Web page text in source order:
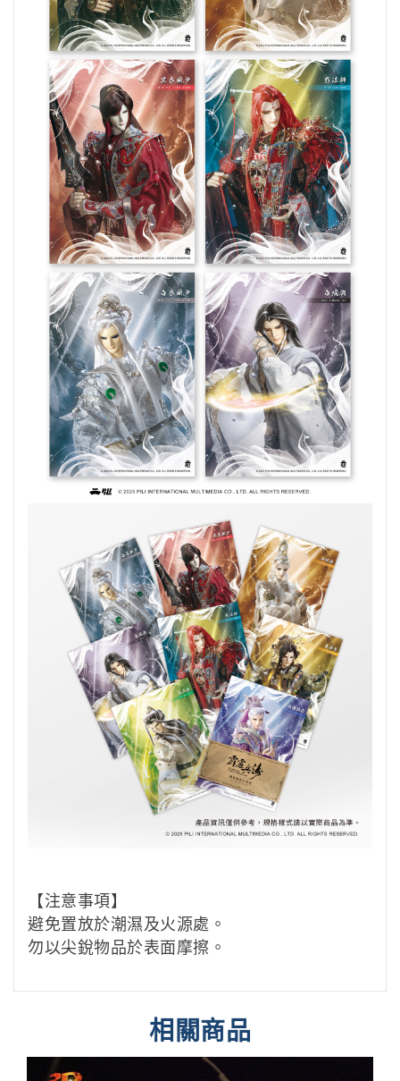
【注意事項】
避免置放於潮濕及火源處。
勿以尖銳物品於表面摩擦。
相關商品